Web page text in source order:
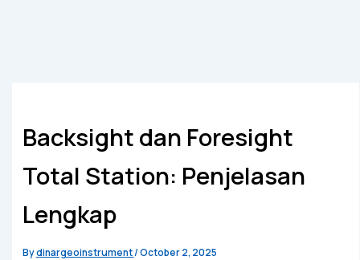
Backsight dan Foresight
Total Station: Penjelasan
Lengkap
Bydinargeoinstrument/October 2, 2025